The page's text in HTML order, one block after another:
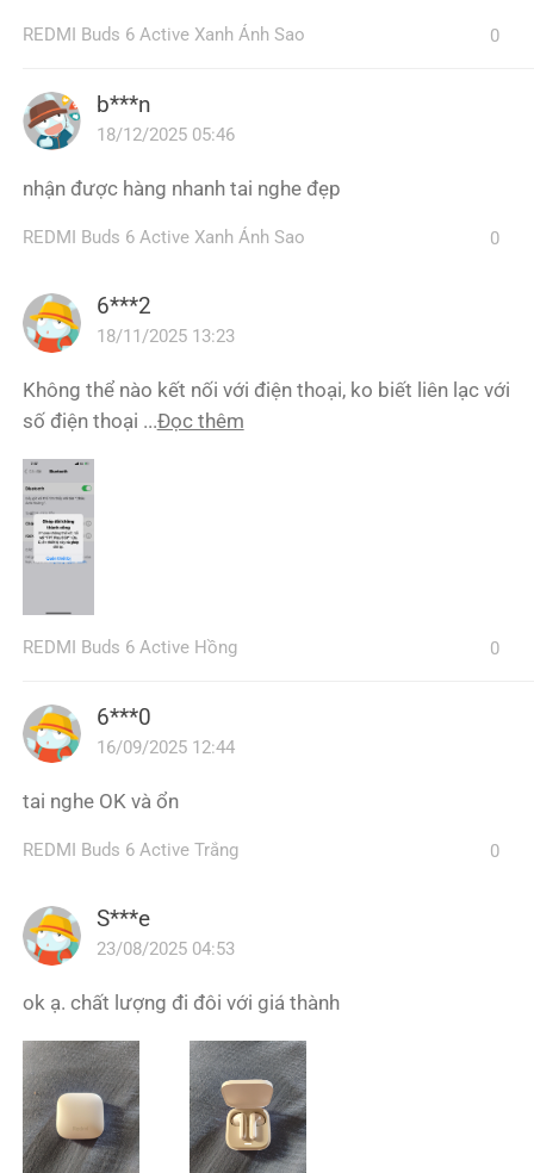
REDMI Buds 6 Active Xanh Ánh Sao 0
b***n
18/12/2025 05:46
nhận được hàng nhanh tai nghe đẹp
REDMI Buds 6 Active Xanh Ánh Sao 0
6***2
18/11/2025 13:23
Không thể nào kết nối với điện thoại, ko biết liên lạc với
số điện thoại ...Đọc thêm
REDMI Buds 6 Active Hồng 0
6***0
16/09/2025 12:44
tai nghe OK và ổn
REDMI Buds 6 Active Trắng 0
S***e
23/08/2025 04:53
ok ạ. chất lượng đi đôi với giá thành